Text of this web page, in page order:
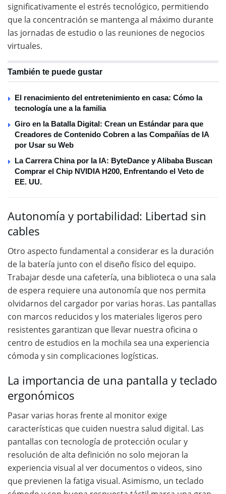
significativamente el estrés tecnológico, permitiendo
que la concentración se mantenga al máximo durante
las jornadas de estudio o las reuniones de negocios
virtuales.
También te puede gustar
El renacimiento del entretenimiento en casa: Cómo la
tecnología une a la familia
Giro en la Batalla Digital: Crean un Estándar para que
Creadores de Contenido Cobren a las Compañías de IA
por Usar su Web
La Carrera China por la IA: ByteDance y Alibaba Buscan
Comprar el Chip NVIDIA H200, Enfrentando el Veto de
EE. UU.
Autonomía y portabilidad: Libertad sin
cables
Otro aspecto fundamental a considerar es la duración
de la batería junto con el diseño físico del equipo.
Trabajar desde una cafetería, una biblioteca o una sala
de espera requiere una autonomía que nos permita
olvidarnos del cargador por varias horas. Las pantallas
con marcos reducidos y los materiales ligeros pero
resistentes garantizan que llevar nuestra oficina o
centro de estudios en la mochila sea una experiencia
cómoda y sin complicaciones logísticas.
La importancia de una pantalla y teclado
ergonómicos
Pasar varias horas frente al monitor exige
características que cuiden nuestra salud digital. Las
pantallas con tecnología de protección ocular y
resolución de alta definición no solo mejoran la
experiencia visual al ver documentos o videos, sino
que previenen la fatiga visual. Asimismo, un teclado